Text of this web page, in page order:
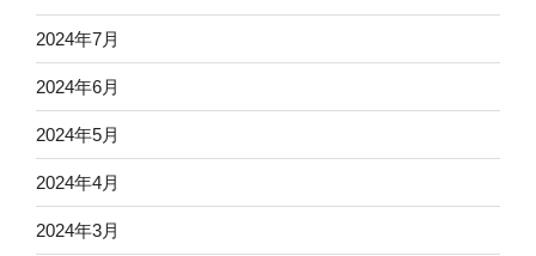
2024年7月
2024年6月
2024年5月
2024年4月
2024年3月